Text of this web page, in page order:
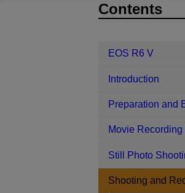
Contents
EOS R6 V
Introduction
Preparation and
Movie Recording
Still Photo
Shooting and